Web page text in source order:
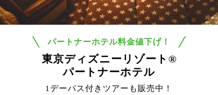
パートナーホテル料金値下げ！
東京ディズニーリゾート®
パートナーホテル
1デーパス付きツアーも販売中！